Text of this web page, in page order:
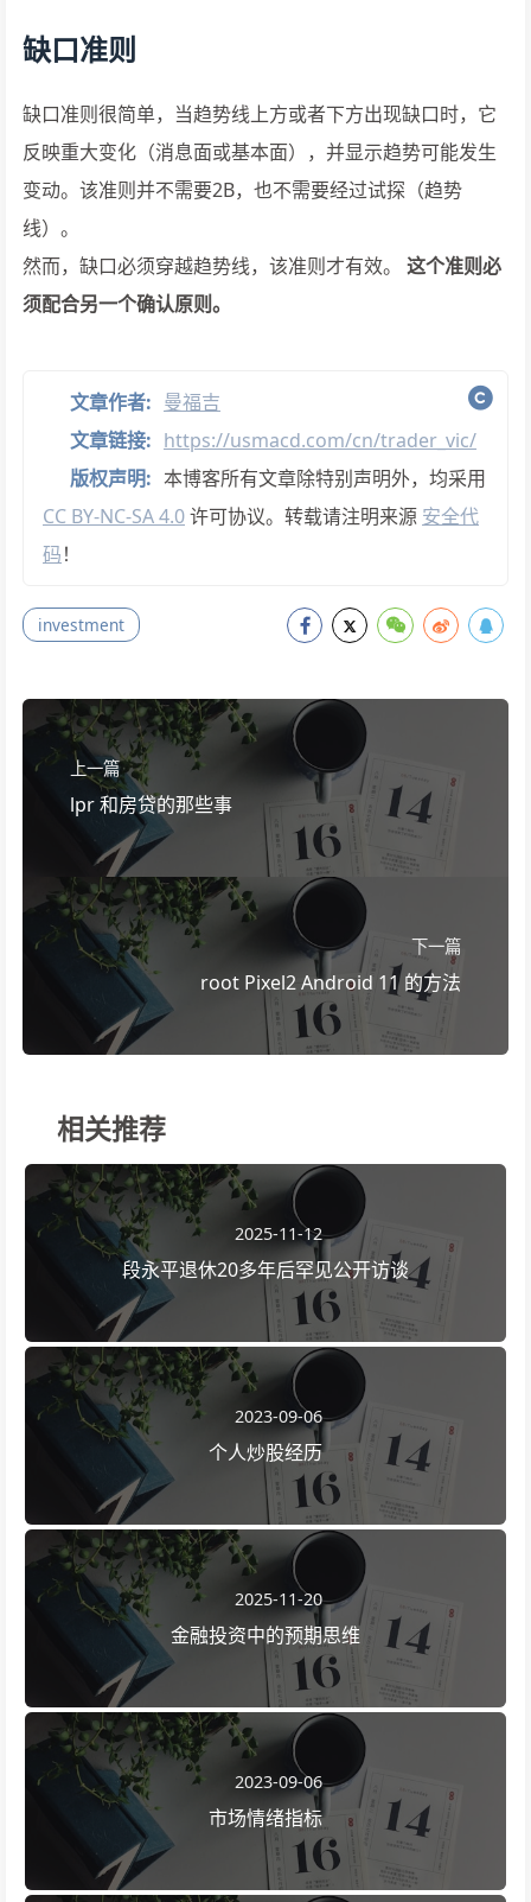
缺口准则
缺口准则很简单，当趋势线上方或者下方出现缺口时，它
反映重大变化（消息面或基本面），并显示趋势可能发生
变动。该准则并不需要2B，也不需要经过试探（趋势
线）。
然而，缺口必须穿越趋势线，该准则才有效。 这个准则必
须配合另一个确认原则。
文章作者: 曼福吉
文章链接: https://usmacd.com/cn/trader_vic/
版权声明: 本博客所有文章除特别声明外，均采用
CC BY-NC-SA 4.0许可协议。转载请注明来源 安全代
码！
investment
上一篇
lpr 和房贷的那些事
下一篇
root Pixel2 Android 11 的方法
相关推荐
2025-11-12
段永平退休20多年后罕见公开访谈
2023-09-06
个人炒股经历
2025-11-20
金融投资中的预期思维
2023-09-06
市场情绪指标